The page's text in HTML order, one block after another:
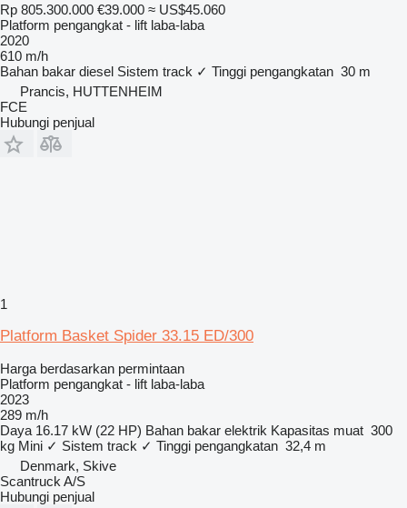
Rp 805.300.000 €39.000 ≈ US$45.060
Platform pengangkat - lift laba-laba
2020
610 m/h
Bahan bakar diesel Sistem track ✓ Tinggi pengangkatan 30 m
Prancis, HUTTENHEIM
FCE
Hubungi penjual
1
Platform Basket Spider 33.15 ED/300
Harga berdasarkan permintaan
Platform pengangkat - lift laba-laba
2023
289 m/h
Daya 16.17 kW (22 HP) Bahan bakar elektrik Kapasitas muat 300
kg Mini ✓ Sistem track ✓ Tinggi pengangkatan 32,4 m
Denmark, Skive
Scantruck A/S
Hubungi penjual